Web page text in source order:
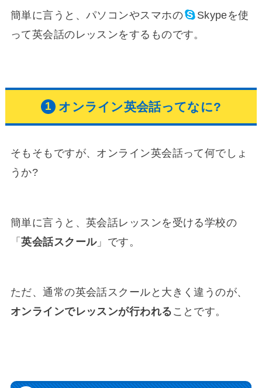
簡単に言うと、パソコンやスマホの Skypeを使
って英会話のレッスンをするものです。
オンライン英会話ってなに?
そもそもですが、オンライン英会話って何でしょ
うか?
簡単に言うと、英会話レッスンを受ける学校の
「英会話スクール」です。
ただ、通常の英会話スクールと大きく違うのが、
オンラインでレッスンが行われる ことです。